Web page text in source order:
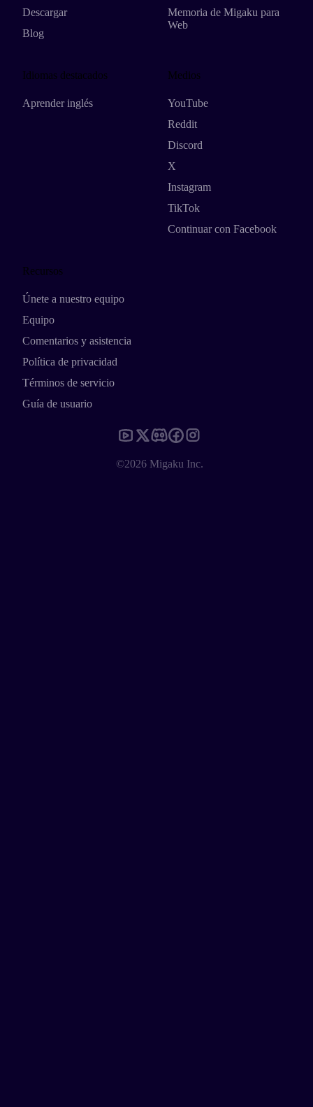
Descargar
Blog
Memoria de Migaku para
Web
Idiomas destacados
Aprender inglés
Medios
YouTube
Reddit
Discord
X
Instagram
TikTok
Continuar con Facebook
Recursos
Únete a nuestro equipo
Equipo
Comentarios y asistencia
Política de privacidad
Términos de servicio
Guía de usuario
©2026 Migaku Inc.